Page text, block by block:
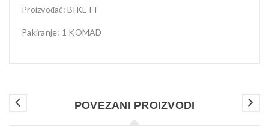
Proizvođač: BIKE IT
Pakiranje: 1 KOMAD
POVEZANI PROIZVODI